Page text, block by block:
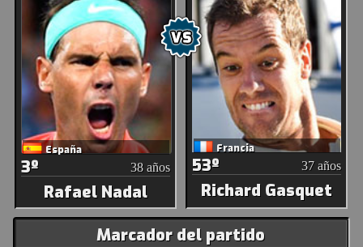
España
3º 38 años
Rafael Nadal
Francia
53º 37 años
Richard Gasquet
Marcador del partido